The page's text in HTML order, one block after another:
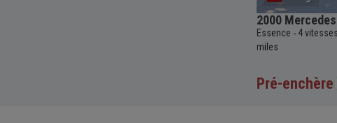
2000
Essence - 4 vitesses
miles
Pré-enchère